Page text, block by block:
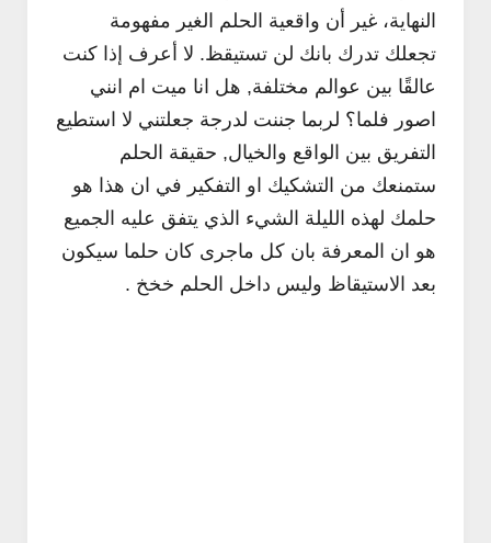
النهاية، غير أن واقعية الحلم الغير مفهومة
تجعلك تدرك بانك لن تستيقظ. لا أعرف إذا كنت
عالقًا بين عوالم مختلفة, هل انا ميت ام انني
اصور فلما؟ لربما جننت لدرجة جعلتني لا استطيع
التفريق بين الواقع والخيال, حقيقة الحلم
ستمنعك من التشكيك او التفكير في ان هذا هو
حلمك لهذه الليلة الشيء الذي يتفق عليه الجميع
هو ان المعرفة بان كل ماجرى كان حلما سيكون
بعد الاستيقاظ وليس داخل الحلم خخخ .